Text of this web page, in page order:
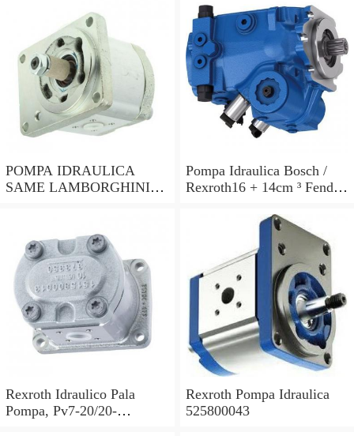
POMPA IDRAULICA
SAME LAMBORGHINI
Pompa Idraulica Bosch /
Rexroth16 + 14cm ³ Fendt
Rexroth Idraulico Pala
Pompa, Pv7-20/20-
Rexroth Pompa Idraulica
525800043